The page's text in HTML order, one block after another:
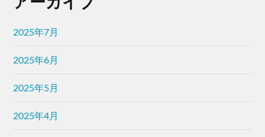
2025年7月
2025年6月
2025年5月
2025年4月